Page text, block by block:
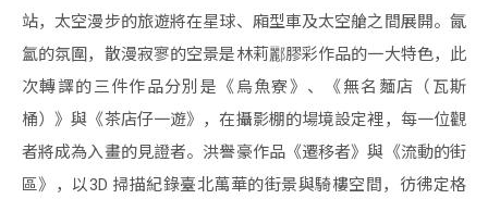
站，太空漫步的旅遊將在星球、廂型車及太空艙之間展開。氤
氳的氛圍，散漫寂寥的空景是林莉酈膠彩作品的一大特色，此
次轉譯的三件作品分別是《烏魚寮》、《無名麵店（瓦斯
桶）》與《茶店仔一遊》，在攝影棚的場境設定裡，每一位觀
者將成為入畫的見證者。洪譽豪作品《遷移者》與《流動的街
區》，以3D 掃描紀錄臺北萬華的街景與騎樓空間，彷彿定格